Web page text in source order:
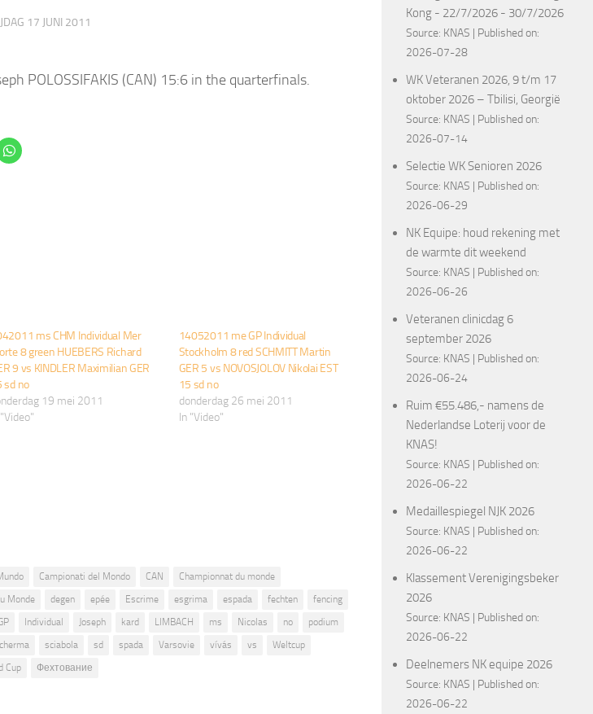
17 JUNI 2011
POLOSSIFAKIS (CAN) 15:6 in the quarterfinals.
ms CHM Individual Mer
8 green HUEBERS Richard
9 vs KINDLER Maximilian GER
sd no
19 mei 2011
14052011 me GP Individual
Stockholm 8 red SCHMITT Martin
GER 5 vs NOVOSJOLOV Nikolai EST
15 sd no
donderdag 26 mei 2011
In "Video"
Campionati del Mondo CAN
Championnat du monde
Monde degen epée Escrime esgrima espada fechten
fencing
Individual Joseph kard LIMBACH ms Nicolas no
podium
sciabola sd spada Varsovie vívás vs
Weltcup
Cup Фехтование
Kong - 22/7/2026 - 30/7/2026
Source: KNAS
Published on:
2026-07-28
WK Veteranen 2026, 9 t/m 17
oktober 2026 – Tbilisi, Georgië
Source: KNAS
Published on:
2026-07-14
Selectie WK Senioren 2026
Source: KNAS
Published on:
2026-06-29
NK Equipe: houd rekening met
de warmte dit weekend
Source: KNAS
Published on:
2026-06-26
Veteranen clinicdag 6
september 2026
Source: KNAS
Published on:
2026-06-24
Ruim €55.486,- namens de
Nederlandse Loterij voor de
KNAS!
Source: KNAS
Published on:
2026-06-22
Medaillespiegel NJK 2026
Source: KNAS
Published on:
2026-06-22
Klassement Verenigingsbeker
2026
Source: KNAS
Published on:
2026-06-22
Deelnemers NK equipe 2026
Source: KNAS
Published on:
2026-06-22